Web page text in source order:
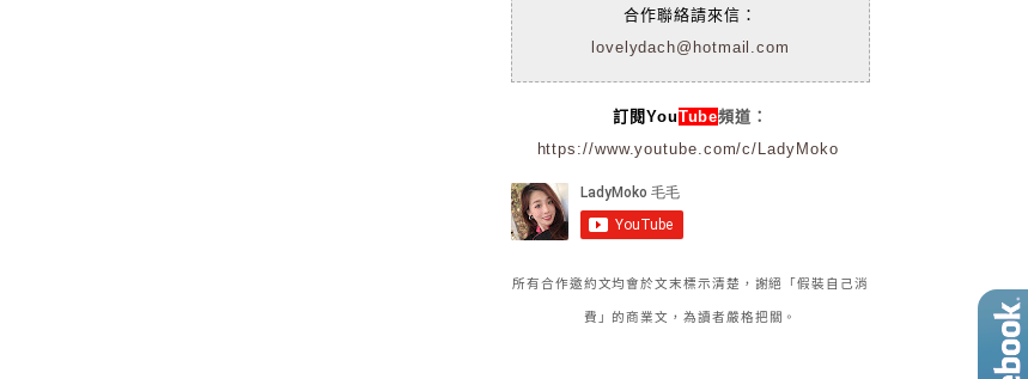
合作聯絡請來信：
lovelydach@hotmail.com
訂閱YouTube頻道：
https://www.youtube.com/c/LadyMoko
所有合作邀約文均會於文末標示清楚，謝絕「假裝自己消
費」的商業文，為讀者嚴格把關。